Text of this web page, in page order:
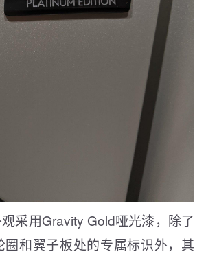
采用Gravity Gold哑光漆，除了
圈和翼子板处的专属标识外，其